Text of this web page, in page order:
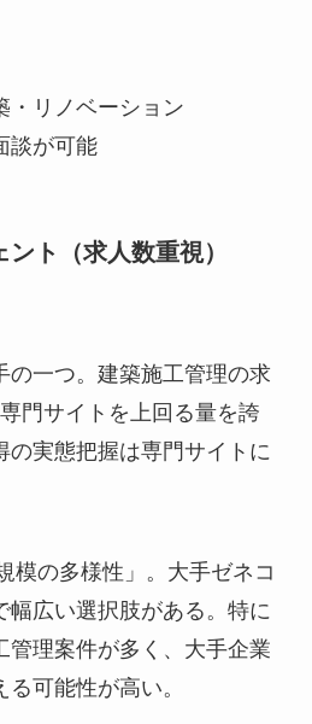
・リノベーション
談が可能
ト（求人数重視）
の一つ。建築施工管理の求
門サイトを上回る量を誇
の実態把握は専門サイトに
模の多様性」。大手ゼネコ
幅広い選択肢がある。特に
管理案件が多く、大手企業
可能性が高い。